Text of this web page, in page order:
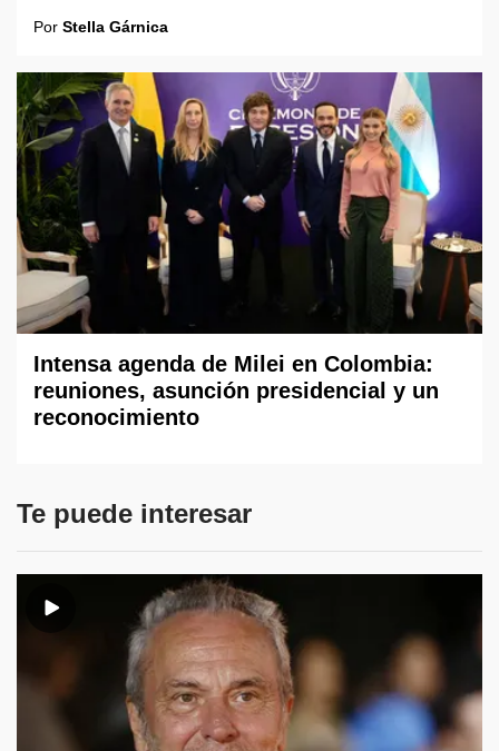
Por Stella Gárnica
Intensa agenda de Milei en Colombia:
reuniones, asunción presidencial y un
reconocimiento
Te puede interesar